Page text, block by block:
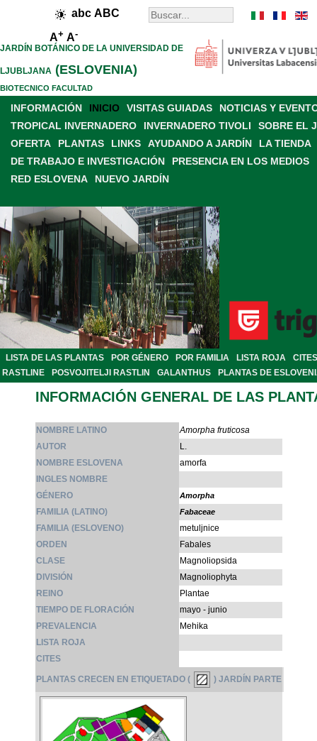
abc ABC
A+ A-
JARDÍN BOTÁNICO DE LA UNIVERSIDAD DE
LJUBLJANA (ESLOVENIA)
BIOTECNICO FACULTAD
INFORMACIÓN INICIO VISITAS GUIADAS
NOTICIAS Y
TROPICAL INVERNADERO
INVERNADERO TIVOLI
SOBRE EL
OFERTA
PLANTAS LINKS AYUDANDO A JARDÍN
LA TIENDA
DE TRABAJO E INVESTIGACIÓN
PRESENCIA EN LOS MEDIOS
RED ESLOVENA
NUEVO JARDÍN
LISTA DE LAS PLANTAS POR GÉNERO POR FAMILIA LISTA ROJA
CITES
RASTLINE
POSVOJITELJI RASTLIN GALANTHUS PLANTAS DE
INFORMACIÓN GENERAL DE LAS
NOMBRE LATINO
Amorpha fruticosa
AUTOR
L.
NOMBRE ESLOVENA
amorfa
INGLES NOMBRE
GÉNERO
Amorpha
FAMILIA (LATINO) Fabaceae
FAMILIA (ESLOVENO)
metuljnice
ORDEN
Fabales
CLASE
Magnoliopsida
DIVISIÓN
Magnoliophyta
REINO
Plantae
TIEMPO DE FLORACIÓN
mayo - junio
PREVALENCIA
Mehika
LISTA ROJA
CITES
PLANTAS CRECEN EN ETIQUETADO ( ) JARDÍN PARTE